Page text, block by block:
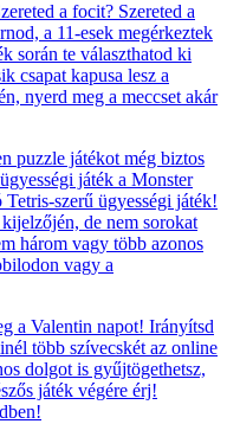
a focit? Szereted a
a 11-esek megérkeztek
során te választhatod ki
csapat kapusa lesz a
nyerd meg a meccset akár
puzzle játékot még biztos
játék a Monster
szerű ügyességi játék!
de nem sorokat
három vagy több azonos
vagy a
a Valentin napot! Irányítsd
több szívecskét az online
dolgot is gyűjtögethetsz,
játék végére érj!